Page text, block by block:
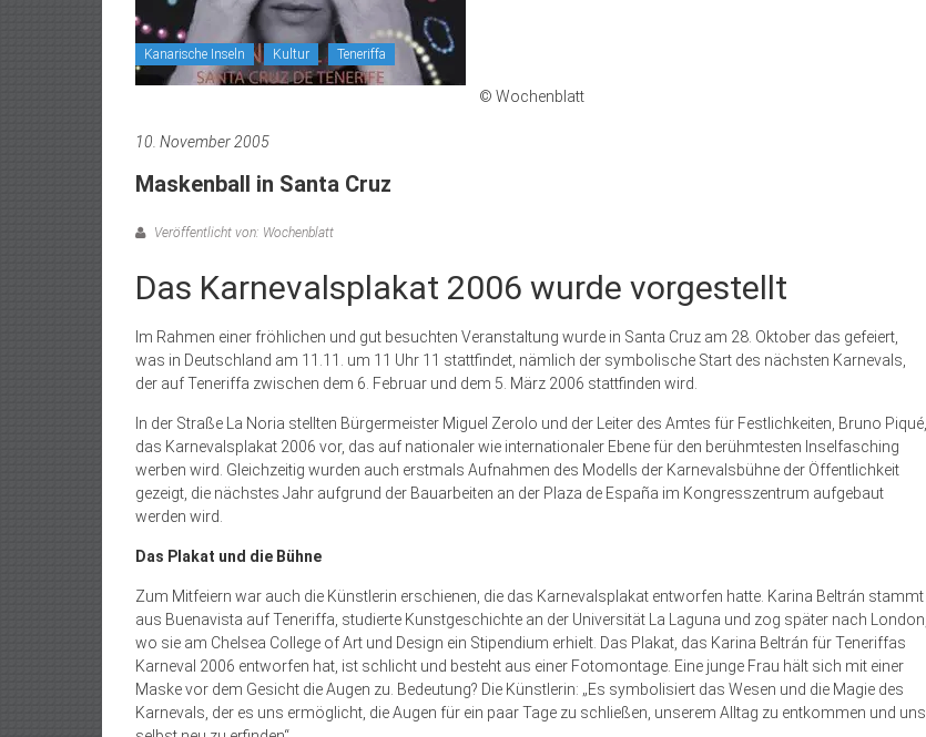
Kanarische Inseln Kultur Teneriffa
© Wochenblatt
10. November 2005
Maskenball in Santa Cruz
Veröffentlicht von: Wochenblatt
Das Karnevalsplakat 2006 wurde vorgestellt
Im Rahmen einer fröhlichen und gut besuchten Veranstaltung wurde in Santa Cruz am 28. Oktober das gefeiert,
was in Deutschland am 11.11. um 11 Uhr 11 stattfindet, nämlich der symbolische Start des nächsten Karnevals,
der auf Teneriffa zwischen dem 6. Februar und dem 5. März 2006 stattfinden wird.
In der Straße La Noria stellten Bürgermeister Miguel Zerolo und der Leiter des Amtes für Festlichkeiten, Bruno Piqué,
das Karnevalsplakat 2006 vor, das auf nationaler wie internationaler Ebene für den berühmtesten Inselfasching
werben wird. Gleichzeitig wurden auch erstmals Aufnahmen des Modells der Karnevalsbühne der Öffentlichkeit
gezeigt, die nächstes Jahr aufgrund der Bauarbeiten an der Plaza de España im Kongresszentrum aufgebaut
werden wird.
Das Plakat und die Bühne
Zum Mitfeiern war auch die Künstlerin erschienen, die das Karnevalsplakat entworfen hatte. Karina Beltrán stammt
aus Buenavista auf Teneriffa, studierte Kunstgeschichte an der Universität La Laguna und zog später nach London,
wo sie am Chelsea College of Art und Design ein Stipendium erhielt. Das Plakat, das Karina Beltrán für Teneriffas
Karneval 2006 entworfen hat, ist schlicht und besteht aus einer Fotomontage. Eine junge Frau hält sich mit einer
Maske vor dem Gesicht die Augen zu. Bedeutung? Die Künstlerin: „Es symbolisiert das Wesen und die Magie des
Karnevals, der es uns ermöglicht, die Augen für ein paar Tage zu schließen, unserem Alltag zu entkommen und uns